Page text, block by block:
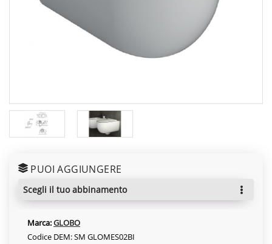
PUOI AGGIUNGERE
scegli il tuo abbinamento
Marca:GLOBO
Codice DEM: SM GLOMES02BI